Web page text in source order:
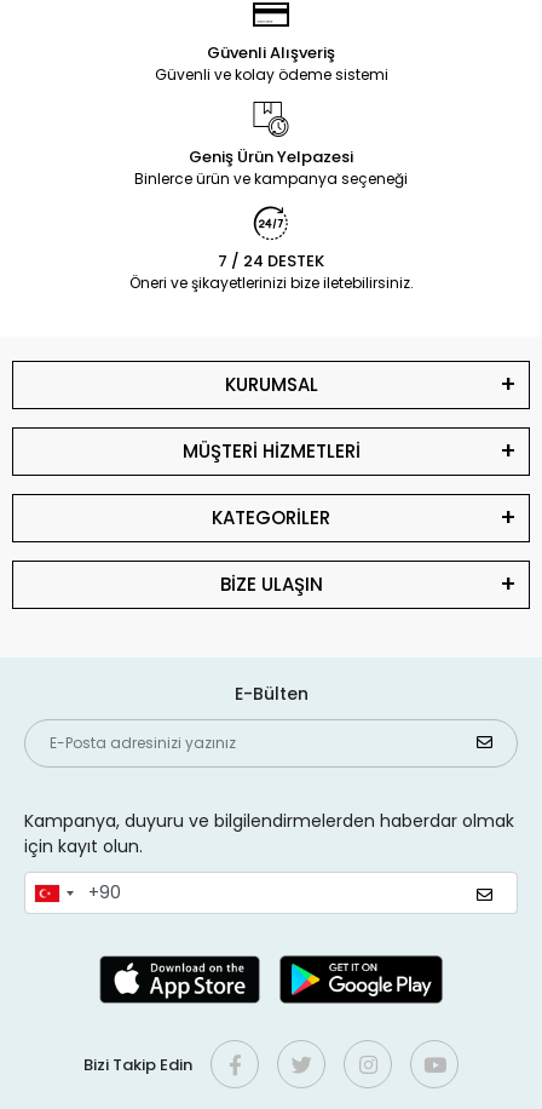
Güvenli Alışveriş
Güvenli ve kolay ödeme sistemi
Geniş Ürün Yelpazesi
Binlerce ürün ve kampanya seçeneği
7 / 24 DESTEK
Öneri ve şikayetlerinizi bize iletebilirsiniz.
KURUMSAL
MÜŞTERİ HİZMETLERİ
KATEGORİLER
BİZE ULAŞIN
E-Bülten
Kampanya, duyuru ve bilgilendirmelerden haberdar olmak
için kayıt olun.
Bizi Takip Edin